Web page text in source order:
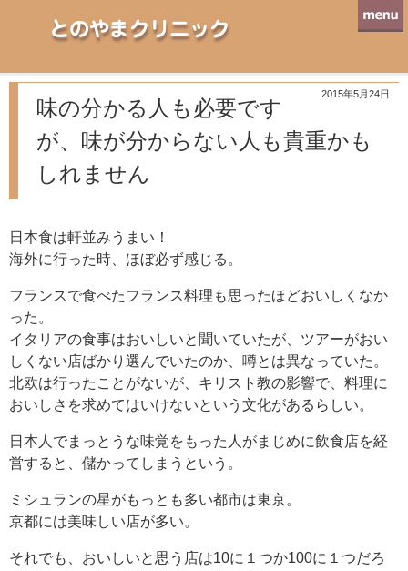
とのやまクリニック
2015年5月24日
味の分かる人も必要です
が、味が分からない人も貴重かも
しれません
日本食は軒並みうまい！
海外に行った時、ほぼ必ず感じる。
フランスで食べたフランス料理も思ったほどおいしくなか
った。
イタリアの食事はおいしいと聞いていたが、ツアーがおい
しくない店ばかり選んでいたのか、噂とは異なっていた。
北欧は行ったことがないが、キリスト教の影響で、料理に
おいしさを求めてはいけないという文化があるらしい。
日本人でまっとうな味覚をもった人がまじめに飲食店を経
営すると、儲かってしまうという。
ミシュランの星がもっとも多い都市は東京。
京都には美味しい店が多い。
それでも、おいしいと思う店は10に１つか100に１つだろ